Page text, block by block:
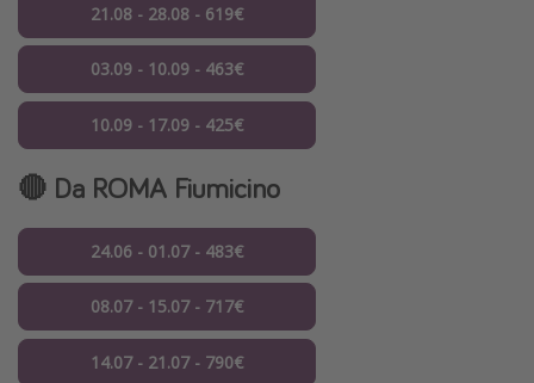
21.08 - 28.08 - 619€
03.09 - 10.09 - 463€
10.09 - 17.09 - 425€
🔴 Da ROMA Fiumicino
24.06 - 01.07 - 483€
08.07 - 15.07 - 717€
14.07 - 21.07 - 790€